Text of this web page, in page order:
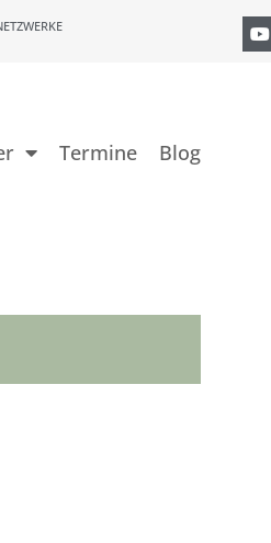
Termine Blog